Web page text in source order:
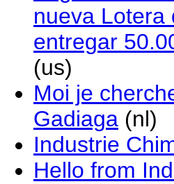
nueva Lotera
entregar
(us)
Moi je
Gadiaga (nl)
Industrie
Hello from